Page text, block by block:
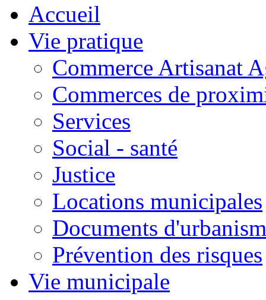
Accueil
Vie pratique
Commerce Artisanat
Commerces de
Services
Social - santé
Justice
Locations municipales
Documents
Prévention des risques
Vie municipale